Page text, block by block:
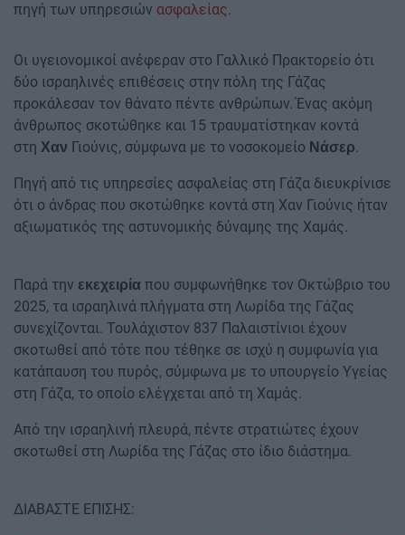
πηγή των υπηρεσιών ασφαλείας.
Οι υγειονομικοί ανέφεραν στο Γαλλικό Πρακτορείο ότι
δύο ισραηλινές επιθέσεις στην πόλη της Γάζας
προκάλεσαν τον θάνατο πέντε ανθρώπων. Ένας ακόμη
άνθρωπος σκοτώθηκε και 15 τραυματίστηκαν κοντά
στη Χαν Γιούνις, σύμφωνα με το νοσοκομείο Νάσερ.
Πηγή από τις υπηρεσίες ασφαλείας στη Γάζα διευκρίνισε
ότι ο άνδρας που σκοτώθηκε κοντά στη Χαν Γιούνις ήταν
αξιωματικός της αστυνομικής δύναμης της Χαμάς.
Παρά την εκεχειρία που συμφωνήθηκε τον Οκτώβριο του
2025, τα ισραηλινά πλήγματα στη Λωρίδα της Γάζας
συνεχίζονται. Τουλάχιστον 837 Παλαιστίνιοι έχουν
σκοτωθεί από τότε που τέθηκε σε ισχύ η συμφωνία για
κατάπαυση του πυρός, σύμφωνα με το υπουργείο Υγείας
στη Γάζα, το οποίο ελέγχεται από τη Χαμάς.
Από την ισραηλινή πλευρά, πέντε στρατιώτες έχουν
σκοτωθεί στη Λωρίδα της Γάζας στο ίδιο διάστημα.
ΔΙΑΒΑΣΤΕ ΕΠΙΣΗΣ: